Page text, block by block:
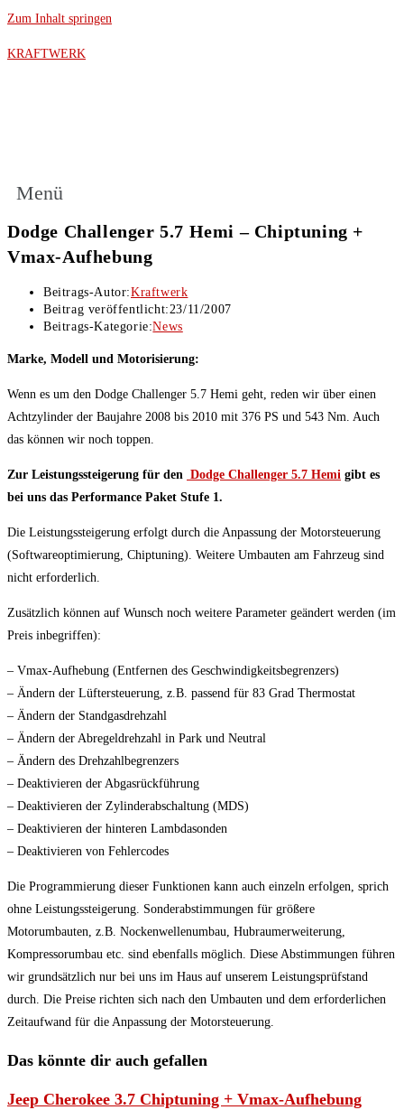
Zum Inhalt springen
KRAFTWERK
Menü
Dodge Challenger 5.7 Hemi – Chiptuning +
Vmax-Aufhebung
Beitrags-Autor:Kraftwerk
Beitrag veröffentlicht:23/11/2007
Beitrags-Kategorie:News
Marke, Modell und Motorisierung:
Wenn es um den Dodge Challenger 5.7 Hemi geht, reden wir über einen
Achtzylinder der Baujahre 2008 bis 2010 mit 376 PS und 543 Nm. Auch
das können wir noch toppen.
Zur Leistungssteigerung für den Dodge Challenger 5.7 Hemi gibt es
bei uns das Performance Paket Stufe 1.
Die Leistungssteigerung erfolgt durch die Anpassung der Motorsteuerung
(Softwareoptimierung, Chiptuning). Weitere Umbauten am Fahrzeug sind
nicht erforderlich.
Zusätzlich können auf Wunsch noch weitere Parameter geändert werden (im
Preis inbegriffen):
– Vmax-Aufhebung (Entfernen des Geschwindigkeitsbegrenzers)
– Ändern der Lüftersteuerung, z.B. passend für 83 Grad Thermostat
– Ändern der Standgasdrehzahl
– Ändern der Abregeldrehzahl in Park und Neutral
– Ändern des Drehzahlbegrenzers
– Deaktivieren der Abgasrückführung
– Deaktivieren der Zylinderabschaltung (MDS)
– Deaktivieren der hinteren Lambdasonden
– Deaktivieren von Fehlercodes
Die Programmierung dieser Funktionen kann auch einzeln erfolgen, sprich
ohne Leistungssteigerung. Sonderabstimmungen für größere
Motorumbauten, z.B. Nockenwellenumbau, Hubraumerweiterung,
Kompressorumbau etc. sind ebenfalls möglich. Diese Abstimmungen führen
wir grundsätzlich nur bei uns im Haus auf unserem Leistungsprüfstand
durch. Die Preise richten sich nach den Umbauten und dem erforderlichen
Zeitaufwand für die Anpassung der Motorsteuerung.
Das könnte dir auch gefallen
Jeep Cherokee 3.7 Chiptuning + Vmax-Aufhebung